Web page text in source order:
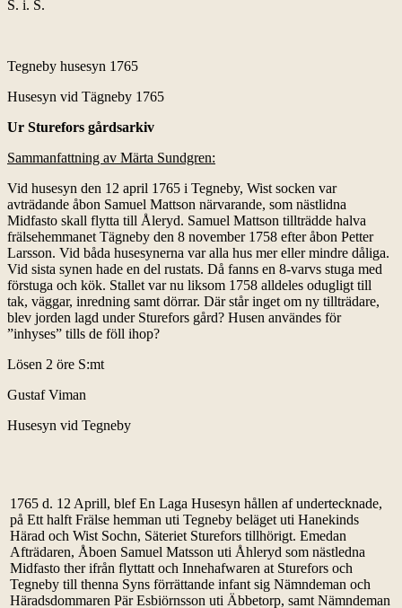
S. i. S.
Tegneby husesyn 1765
Husesyn vid Tägneby 1765
Ur Sturefors gårdsarkiv
Sammanfattning av Märta Sundgren:
Vid husesyn den 12 april 1765 i Tegneby, Wist socken var
avträdande åbon Samuel Mattson närvarande, som nästlidna
Midfasto skall flytta till Åleryd. Samuel Mattson tillträdde halva
frälsehemmanet Tägneby den 8 november 1758 efter åbon Petter
Larsson. Vid båda husesynerna var alla hus mer eller mindre dåliga.
Vid sista synen hade en del rustats. Då fanns en 8-varvs stuga med
förstuga och kök. Stallet var nu liksom 1758 alldeles odugligt till
tak, väggar, inredning samt dörrar. Där står inget om ny tillträdare,
blev jorden lagd under Sturefors gård? Husen användes för
”inhyses” tills de föll ihop?
Lösen 2 öre S:mt
Gustaf Viman
Husesyn vid Tegneby
1765 d. 12 Aprill, blef En Laga Husesyn hållen af undertecknade,
på Ett halft Frälse hemman uti Tegneby beläget uti Hanekinds
Härad och Wist Sochn, Säteriet Sturefors tillhörigt. Emedan
Afträdaren, Åboen Samuel Matsson uti Åhleryd som nästledna
Midfasto ther ifrån flyttatt och Innehafwaren at Sturefors och
Tegneby till thenna Syns förrättande infant sig Nämndeman och
Häradsdommaren Pär Esbiörnsson uti Äbbetorp, samt Nämndeman